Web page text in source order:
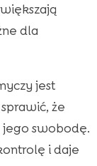
dla
jest
że
jego swobodę.
i daje